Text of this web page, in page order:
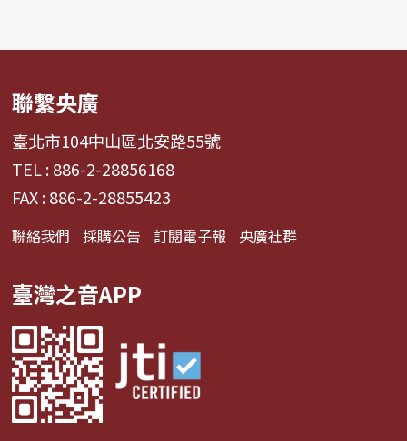
聯繫央廣
臺北市104中山區北安路55號
TEL : 886-2-28856168
FAX : 886-2-28855423
聯絡我們 採購公告 訂閱電子報 央廣社群
臺灣之音APP